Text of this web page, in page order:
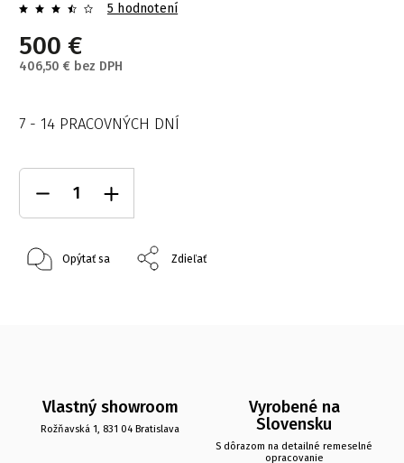
5 hodnotení
500 €
406,50 € bez DPH
7 - 14 PRACOVNÝCH DNÍ
Opýtať sa Zdieľať
Vlastný showroom
Rožňavská 1, 831 04 Bratislava
Vyrobené na
Slovensku
S dôrazom na detailné remeselné
opracovanie